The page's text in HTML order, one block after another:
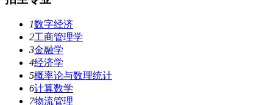
1数字经济
2工商管理学
3金融学
4经济学
5概率论与数理统计
6计算数学
7物流管理